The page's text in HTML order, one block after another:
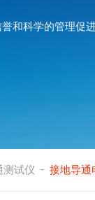
和科学的管理促
测试仪 - 接地导通